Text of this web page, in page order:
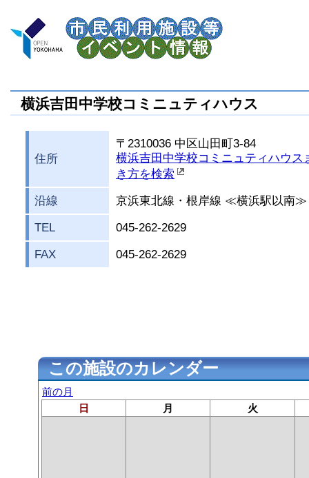
横浜吉田中学校コミニュティハウス
住所
〒2310036 中区山田町3-84
横浜吉田中学校コミニュティハウス
き方を検索
沿線 京浜東北線・根岸線 ≪横浜駅以南≫
TEL 045-262-2629
FAX 045-262-2629
この施設のカレンダー
前の月
日
月 火